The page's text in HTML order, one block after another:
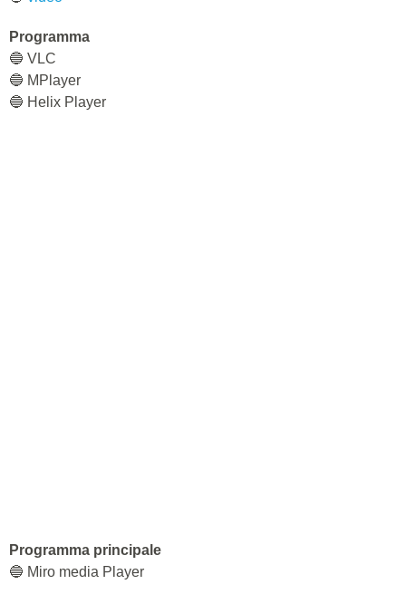
Programma
🔵 VLC
🔵 MPlayer
🔵 Helix Player
Programma principale
🔵 Miro media Player